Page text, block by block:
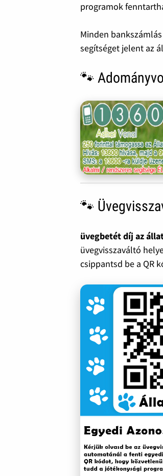
programok
Minden
segítséget jelent az
🐾
🐾
üvegbetét díj az
üvegvisszaváltó
csippantsd be a QR